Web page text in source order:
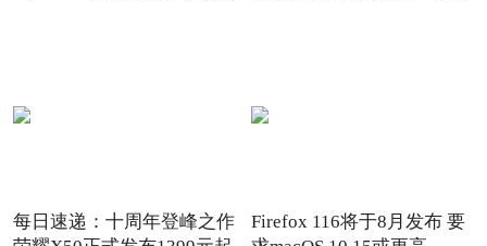
每日速递：十周年登峰之作
Firefox 116将于8月发布 要